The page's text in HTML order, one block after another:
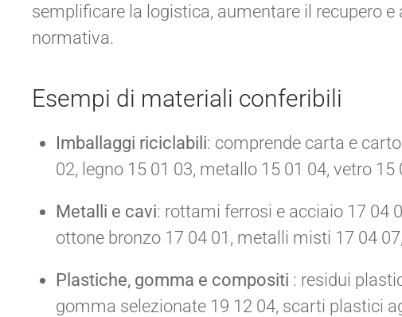
semplificare la logistica, aumentare il recupero
normativa.
Esempi di materiali conferibili
Imballaggi riciclabili: comprende carta e
02, legno 15 01 03, metallo 15 01 04, vetro
Metalli e cavi: rottami ferrosi e acciaio 17 04
ottone bronzo 17 04 01, metalli misti 17 04
Plastiche, gomma e compositi : residui
gomma selezionate 19 12 04, scarti plastici